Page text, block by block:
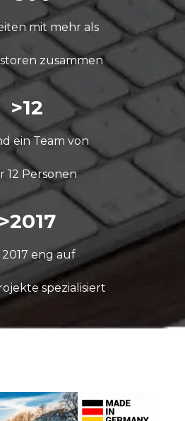
mit mehr als
zusammen
>12
ein Team von
12 Personen
>2017
2017 eng auf
spezialisiert